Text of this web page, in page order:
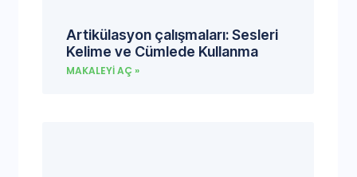
Artikülasyon çalışmaları: Sesleri
Kelime ve Cümlede Kullanma
MAKALEYI AÇ »